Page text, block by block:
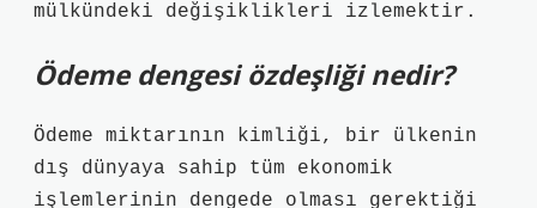
mülkündeki değişiklikleri izlemektir.
Ödeme dengesi özdeşliği nedir?
Ödeme miktarının kimliği, bir ülkenin
dış dünyaya sahip tüm ekonomik
işlemlerinin dengede olması gerektiği